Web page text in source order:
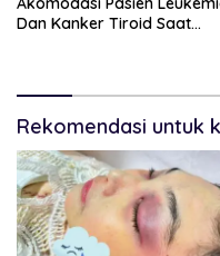
Dan Kanker Tiroid Saat
Rekomendasi untuk